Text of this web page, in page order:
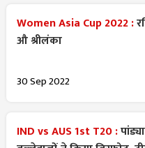
Women Asia Cup 2022 :
औ श्रीलंका
30 Sep 2022
IND vs AUS 1st T20 :